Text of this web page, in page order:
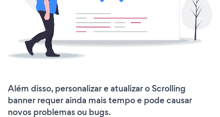
Além disso, personalizar e atualizar o Scrolling
banner requer ainda mais tempo e pode causar
novos problemas ou bugs.